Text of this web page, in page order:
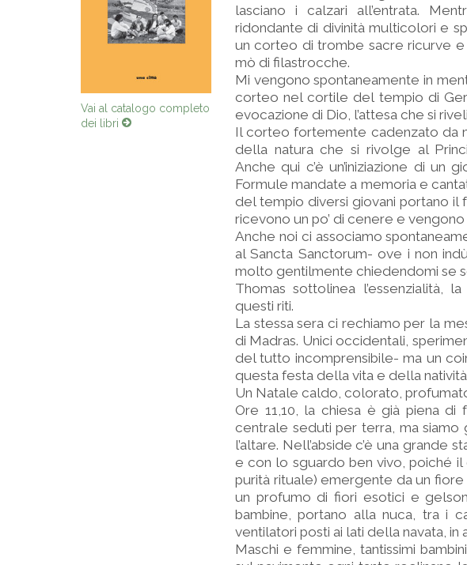
Vai al catalogo completo
dei libri
lasciano i calzari all’entrata.
ridondante di divinità multicolori e
un corteo di trombe sacre ricurve
mò di filastrocche.
Mi vengono spontaneamente in
corteo nel cortile del tempio di
evocazione di Dio, l’attesa che si
Il corteo fortemente cadenzato da
della natura che si rivolge al
Anche qui c’è un’iniziazione di
Formule mandate a memoria e
del tempio diversi giovani portano
ricevono un po’ di cenere e
Anche noi ci associamo
al Sancta Sanctorum- ove i non
molto gentilmente chiedendomi se
Thomas sottolinea l’essenzialità,
questi riti.
La stessa sera ci rechiamo per la
di Madras. Unici occidentali,
del tutto incomprensibile- ma un
questa festa della vita e della
Un Natale caldo, colorato,
Ore 11,10, la chiesa è già piena
centrale seduti per terra, ma
l’altare. Nell’abside c’è una grande
e con lo sguardo ben vivo, poiché il
purità rituale) emergente da un
un profumo di fiori esotici e
bambine, portano alla nuca, tra i
ventilatori posti ai lati della navata, in
Maschi e femmine, tantissimi